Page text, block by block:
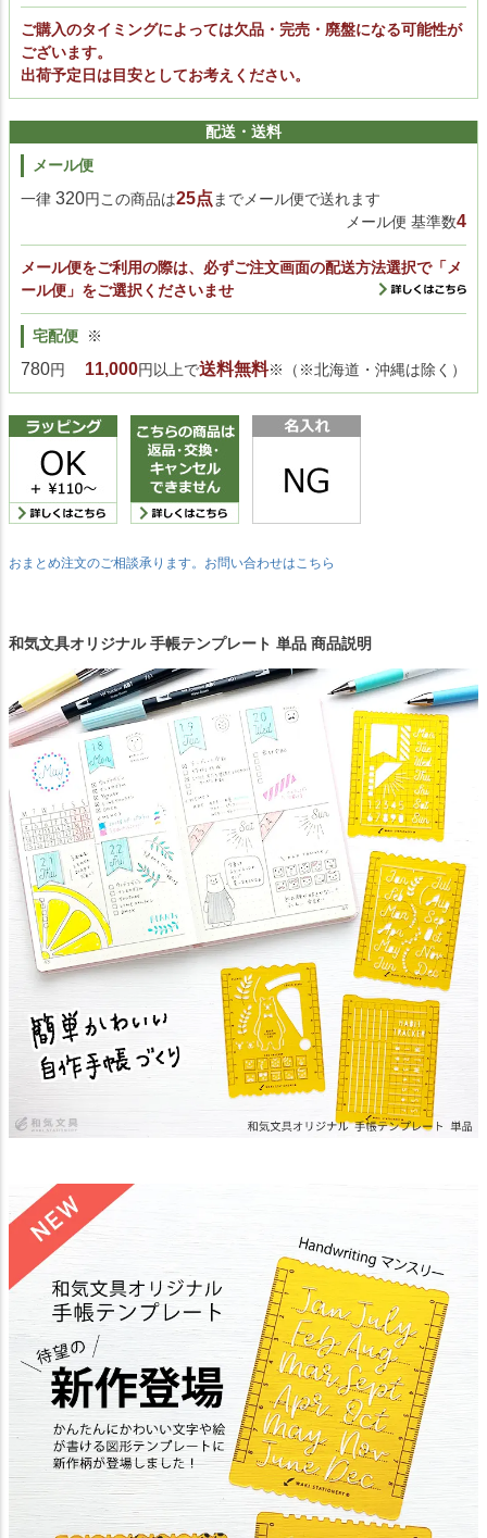
ご購入のタイミングによっては欠品・完売・廃盤になる可能性が
ございます。
出荷予定日は目安としてお考えください。
配送・送料
メール便
一律 320円この商品は25点 までメール便で送れます
メール便 基準数4
メール便をご利用の際は、必ずご注文画面の配送方法選択で「メ
ール便」をご選択くださいませ
宅配便
780円
※
11,000円以上で送料無料※（※北海道・沖縄は除く）
おまとめ注文のご相談承ります。お問い合わせはこちら
和気文具オリジナル 手帳テンプレート 単品 商品説明